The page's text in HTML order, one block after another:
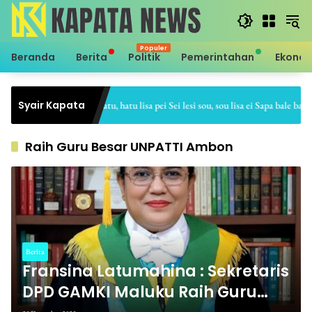
Langsung
konten
Beranda Berita Politik Pemerintahan
Syair Kapata
Sei hale hatu, hatu lisa pei Sei lesi sou, sou lisa ei Sapa bale batu,
Raih Guru Besar UNPATTI Ambon
Berita
Fransina Latumahina : Sekretaris
DPD GAMKI Maluku Raih Guru